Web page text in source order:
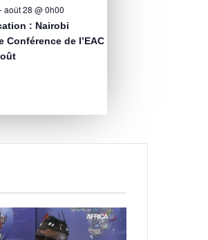
-août 28 @ 0h00
: Nairobi
Conférence de l’EAC